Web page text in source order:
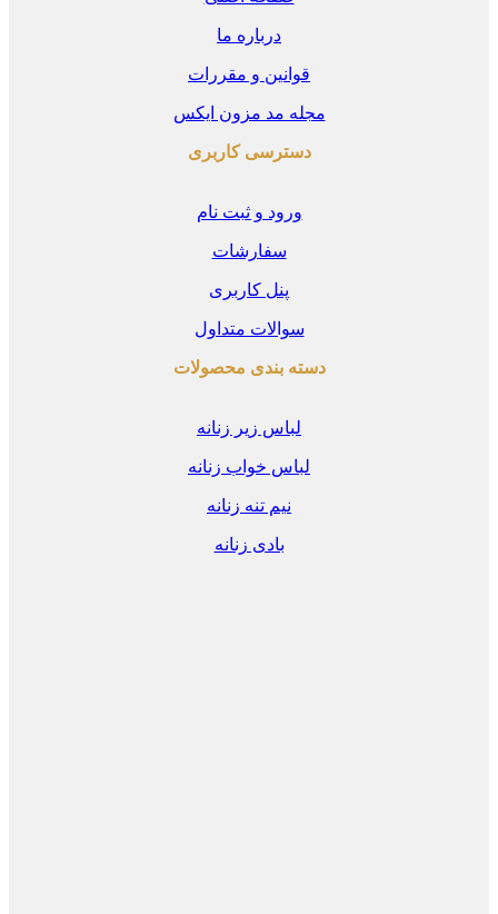
درباره ما
قوانین و مقررات
مجله مد مزون ایکس
دسترسی کاربری
ورود و ثبت نام
سفارشات
پنل کاربری
سوالات متداول
دسته بندی محصولات
لباس زیر زنانه
لباس خواب زنانه
نیم تنه زنانه
بادی زنانه